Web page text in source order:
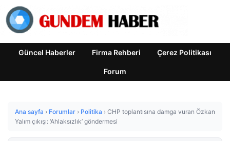
Güncel Haberler Firma Rehberi Çerez Politikası
Forum
Ana sayfa › Forumlar › Politika › CHP toplantısına damga vuran Özkan
Yalım çıkışı: ‘Ahlaksızlık’ göndermesi